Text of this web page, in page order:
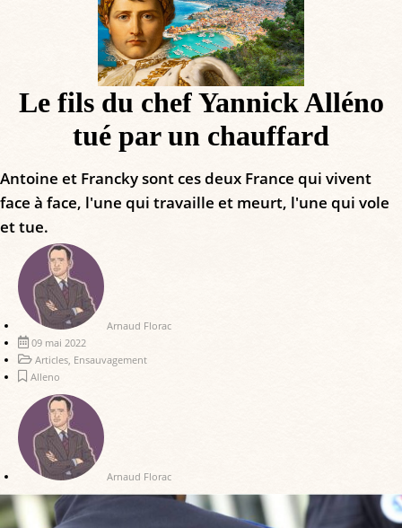
Le fils du chef Yannick Alléno
tué par un chauffard
Antoine et Francky sont ces deux France qui vivent
face à face, l'une qui travaille et meurt, l'une qui vole
et tue.
Arnaud Florac
09 mai 2022
Articles Ensauvagement
Alleno
Arnaud Florac